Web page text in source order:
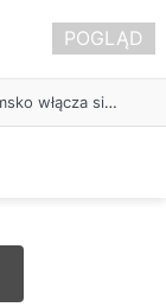
Życie bez alkoholu – lepszy wybór. Radomsko włącza się w Miesiąc Trzeźwości
POGLĄD